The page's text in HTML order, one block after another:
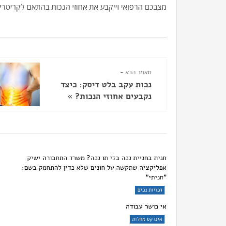
מצבכם הרפואי וייקבע את אחוזי הנכות בהתאם
מאמר הבא -
נכות עקב בלט דיסק: כיצד
נקבעים אחוזי הנכות? »
חנית בחניית נכה בלי תו נכה? משרד התחבורה ישיק
אפליקציה שתקשה על חונים שלא כדין להתחמק בשם:
"חניתי"
זכויות נכים
אי כושר עבודה
אינדקס מחלות